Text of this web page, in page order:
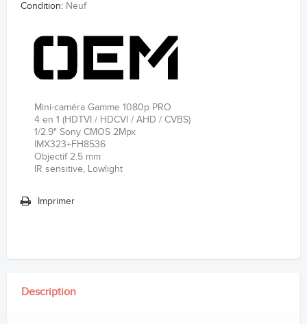
Condition: Neuf
Mini-caméra Gamme 1080p PRO
4 en 1 (HDTVI / HDCVI / AHD / CVBS)
1/2.9" Sony CMOS 2Mpx
IMX323+FH8536
Objectif 2.5 mm
IR sensitive, Lowlight
Imprimer
Description